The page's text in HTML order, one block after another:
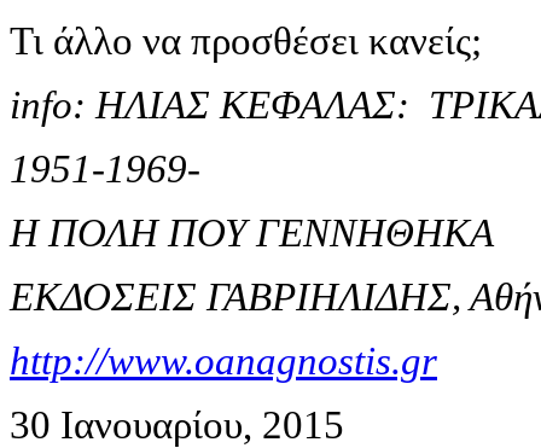
Τι άλλο να προσθέσει κανείς;
info: ΗΛΙΑΣ ΚΕΦΑΛΑΣ:
1951-1969-
Η ΠΟΛΗ ΠΟΥ ΓΕΝΝΗΘΗΚΑ
ΕΚΔΟΣΕΙΣ ΓΑΒΡΙΗΛΙΔΗΣ,
http://www.oanagnostis.gr
30 Ιανουαρίου, 2015